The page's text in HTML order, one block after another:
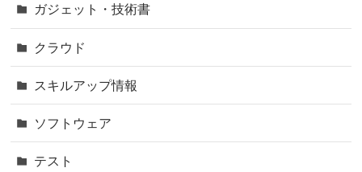
ガジェット・技術書
クラウド
スキルアップ情報
ソフトウェア
テスト